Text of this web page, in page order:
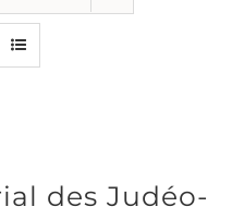
des Judéo-